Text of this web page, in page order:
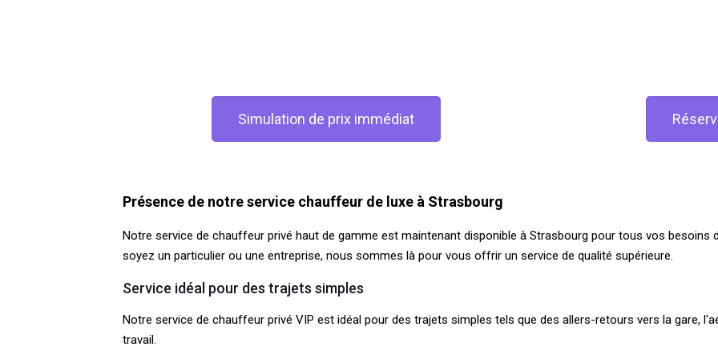
Simulation de prix immédiat
Présence de notre service chauffeur de luxe à Strasbourg
Notre service de chauffeur privé haut de gamme est maintenant disponible à Strasbourg pour tous vos besoins
soyez un particulier ou une entreprise, nous sommes là pour vous offrir un service de qualité supérieure.
Service idéal pour des trajets simples
Notre service de chauffeur privé VIP est idéal pour des trajets simples tels que des allers-retours vers la gare,
travail.